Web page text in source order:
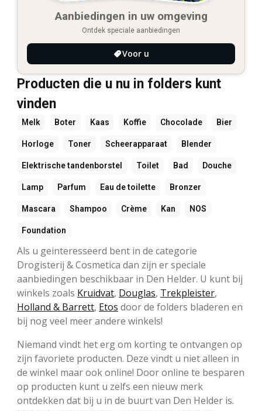
Aanbiedingen in uw omgeving
Ontdek speciale aanbiedingen
Voor u
Producten die u nu in folders kunt
vinden
Melk Boter Kaas Koffie Chocolade Bier
Horloge Toner Scheerapparaat Blender
Elektrische tandenborstel Toilet Bad Douche
Lamp Parfum Eau de toilette Bronzer
Mascara Shampoo Crème Kan NOS
Foundation
Als u geinteresseerd bent in de categorie
Drogisterij & Cosmetica dan zijn er speciale
aanbiedingen beschikbaar in Den Helder. U kunt bij
winkels zoals Kruidvat, Douglas, Trekpleister,
Holland & Barrett, Etos door de folders bladeren en
bij nog veel meer andere winkels!
Niemand vindt het erg om korting te ontvangen op
zijn favoriete producten. Deze vindt u niet alleen in
de winkel maar ook online! Door online te besparen
op producten kunt u zelfs een nieuw merk
ontdekken dat bij u in de buurt van Den Helder is.